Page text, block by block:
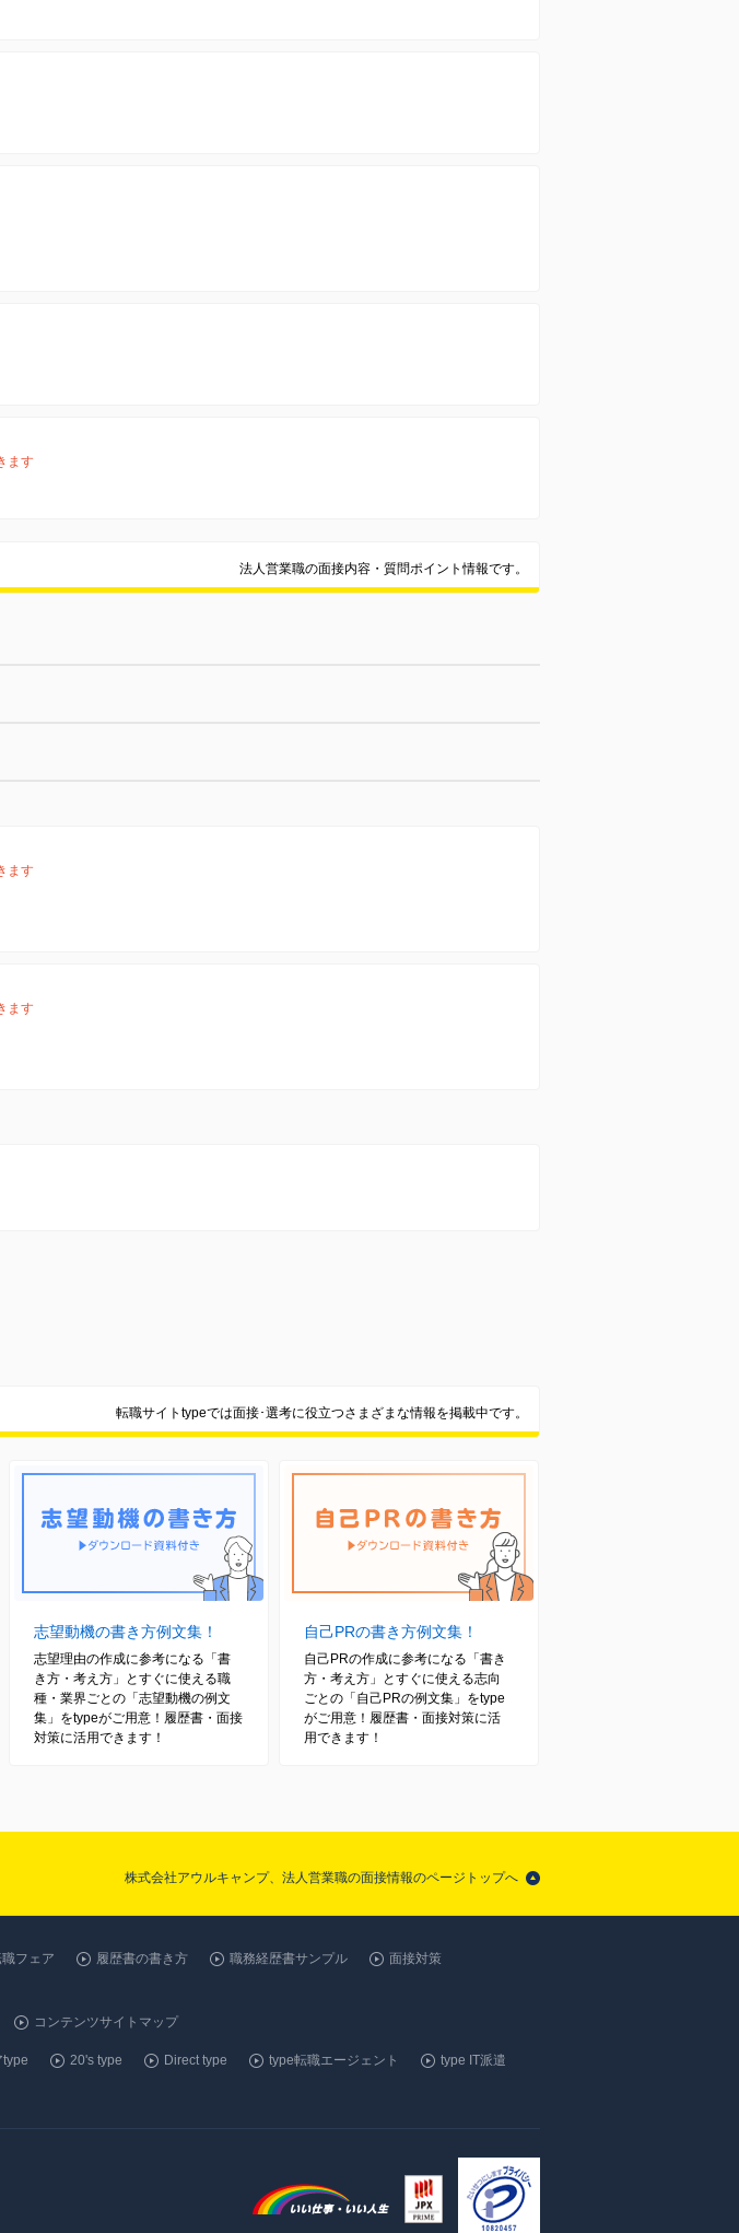
ます
法人営業職の面接内容・質問ポイント情報です。
ます
ます
転職サイトtypeでは面接･選考に役立つさまざまな情報を掲載中です。
志望動機の書き方例文集！
志望理由の作成に参考になる「書
き方・考え方」とすぐに使える職
種・業界ごとの「志望動機の例文
集」をtypeがご用意！履歴書・面接
対策に活用できます！
自己PRの書き方例文集！
自己PRの作成に参考になる「書き
方・考え方」とすぐに使える志向
ごとの「自己PRの例文集」をtype
がご用意！履歴書・面接対策に活
用できます！
株式会社アウルキャンプ、法人営業職の面接情報のページトップへ
フェア 履歴書の書き方 職務経歴書サンプル
面接対策
コンテンツサイトマップ
type 20's type Direct type type転職エージェント
type IT派遣